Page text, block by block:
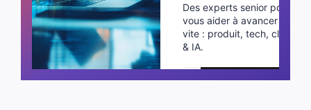
Des experts senior pour
vous aider à avancer plus
vite : produit, tech, cloud
& IA.
Planifier un appel